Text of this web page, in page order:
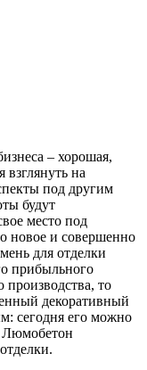
– хорошая,
на
под другим
будут
место под
новое и совершенно
для отделки
прибыльного
производства, то
декоративный
сегодня его можно
Люмобетон